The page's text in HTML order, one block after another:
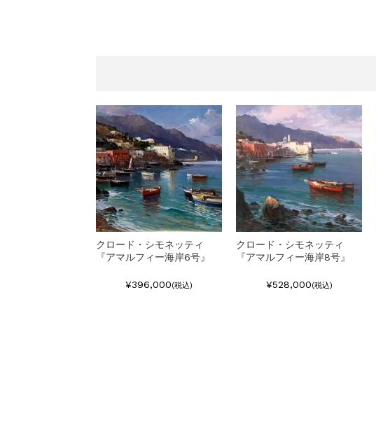
クロード・シモネッティ
『アマルフィー海岸6号』
¥396,000(税込)
クロード・シモネッティ
『アマルフィー海岸8号』
¥528,000(税込)